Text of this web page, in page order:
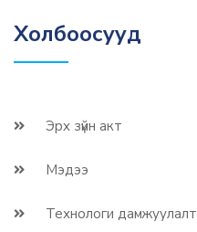
Холбоосууд
Эрх зүйн акт
Мэдээ
Технологи дамжуулалт